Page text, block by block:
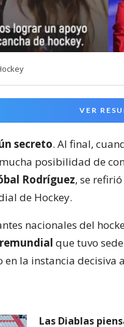
VER
secreto. Al final,
posibilidad de
Rodríguez, se
de Hockey.
nacionales del
que tuvo
en la instancia
Las Diablas